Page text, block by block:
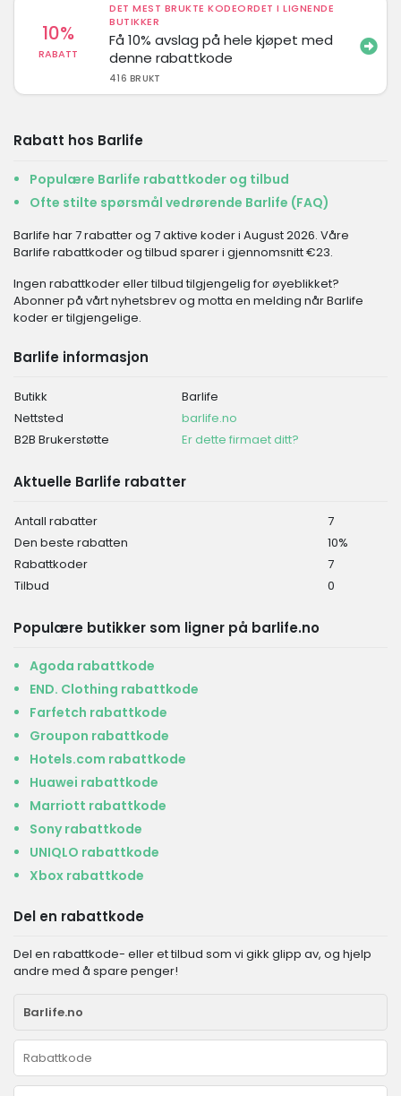
10%
RABATT
DET MEST BRUKTE KODEORDET I LIGNENDE
BUTIKKER
Få 10% avslag på hele kjøpet med
denne rabattkode
416 BRUKT
Rabatt hos Barlife
Populære Barlife rabattkoder og tilbud
Ofte stilte spørsmål vedrørende Barlife (FAQ)
Barlife har 7 rabatter og 7 aktive koder i August 2026. Våre
Barlife rabattkoder og tilbud sparer i gjennomsnitt €23.
Ingen rabattkoder eller tilbud tilgjengelig for øyeblikket?
Abonner på vårt nyhetsbrev og motta en melding når Barlife
koder er tilgjengelige.
Barlife informasjon
Butikk
Barlife
Nettsted
barlife.no
B2B Brukerstøtte
Er dette firmaet ditt?
Aktuelle Barlife rabatter
Antall rabatter
7
Den beste rabatten
10%
Rabattkoder
7
Tilbud
0
Populære butikker som ligner på barlife.no
Agoda rabattkode
END. Clothing rabattkode
Farfetch rabattkode
Groupon rabattkode
Hotels.com rabattkode
Huawei rabattkode
Marriott rabattkode
Sony rabattkode
UNIQLO rabattkode
Xbox rabattkode
Del en rabattkode
Del en rabattkode- eller et tilbud som vi gikk glipp av, og hjelp
andre med å spare penger!